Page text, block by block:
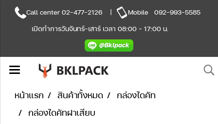
Call center 02-477-2126 | Mobile 092-993-5585
เปิดทำการวันจันทร์-เสาร์ เวลา 08:00 - 17:00 น.
หน้าแรก สินค้าทั้งหมด
กล่องไดคัท
กล่องไดคัทฝาเสียบ